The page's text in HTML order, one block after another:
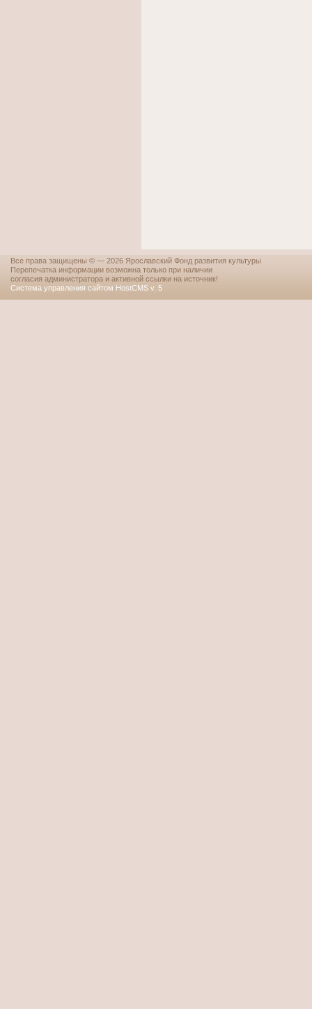
Все права защищены © — 2026 Ярославский Фонд развития культуры
Перепечатка информации возможна только при наличии
согласия администратора и активной ссылки на источник!
Система управления сайтом HostCMS v. 5